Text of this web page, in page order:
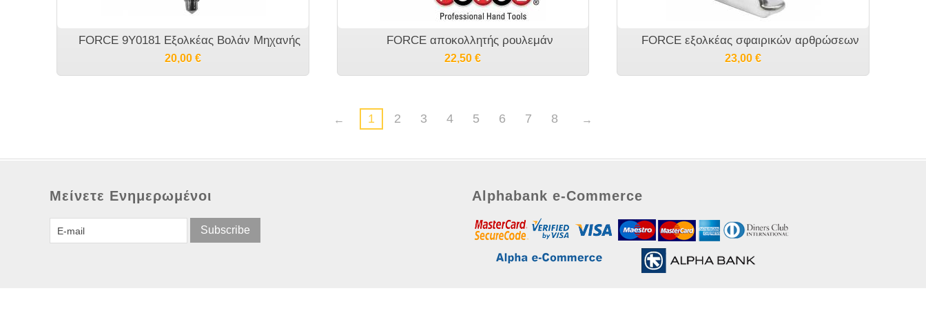
FORCE 9Y0181 Εξολκέας Βολάν Μηχανής
20,00 €
FORCE αποκολλητής ρουλεμάν
22,50 €
FORCE εξολκέας σφαιρικών αρθρώσεων
23,00 €
1 2 3 4 5 6 7 8
Μείνετε Ενημερωμένοι
Subscribe
Alphabank e-Commerce